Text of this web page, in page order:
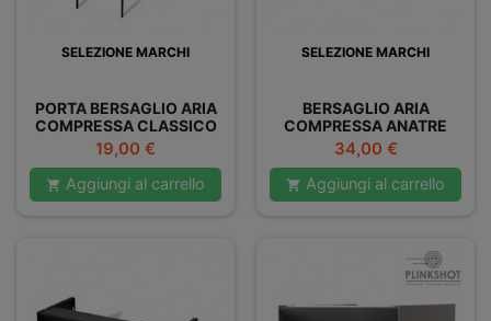
SELEZIONE MARCHI
PORTA BERSAGLIO ARIA
COMPRESSA CLASSICO
CONICO 14 X 14 CM
Prezzo
19,00 €
 Aggiungi al carrello
SELEZIONE MARCHI
BERSAGLIO ARIA
COMPRESSA ANATRE
Prezzo
34,00 €
 Aggiungi al carrello